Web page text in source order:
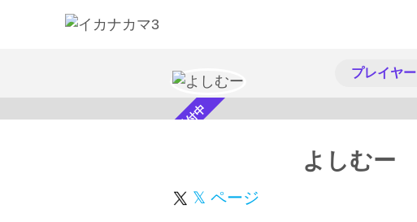
プレイヤー
スカウト受付中 よしむー
𝕏 ページ